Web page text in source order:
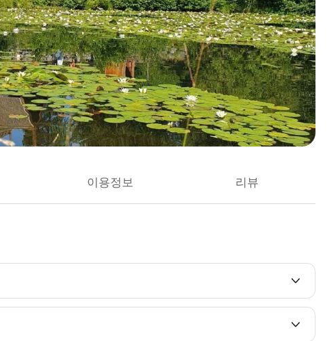
이용정보 리뷰